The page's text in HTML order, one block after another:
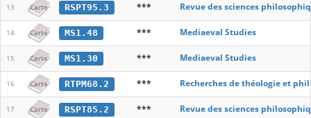
13 Carte RSPT95.3 *** Revue des sciences
14 Carte MS1.48 *** Mediaeval Studies
15 Carte MS1.30 *** Mediaeval Studies
16 Carte RTPM68.2 *** Recherches de théologie et
17 Carte RSPT85.2 *** Revue des sciences